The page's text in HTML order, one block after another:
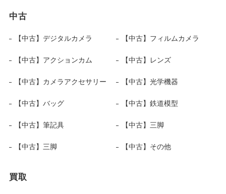
中古
【中古】デジタルカメラ 【中古】フィルムカメラ
【中古】アクションカム 【中古】レンズ
【中古】カメラアクセサリー 【中古】光学機器
【中古】バッグ 【中古】鉄道模型
【中古】筆記具 【中古】三脚
【中古】三脚 【中古】その他
買取